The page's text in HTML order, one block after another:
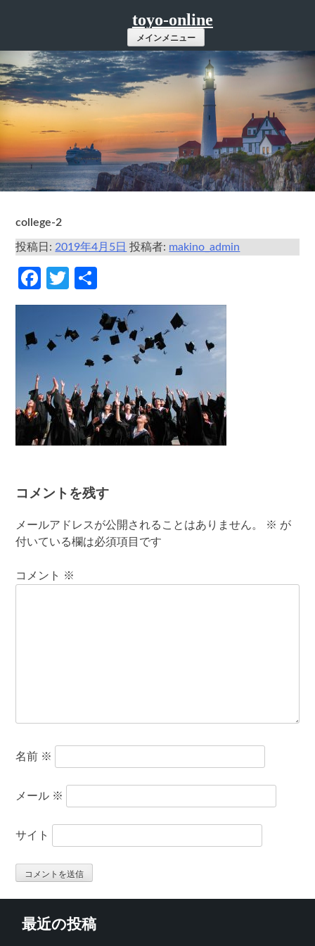
ツ
へ
ス
キ
ッ
プ
toyo-online
メインメニュー
college-2
投稿日: 2019年4月5日 投稿者: makino_admin
Facebook
Twitter
有
コメントを残す
メールアドレスが公開されることはありません。 ※ が
付いている欄は必須項目です
コメント ※
名前 ※
メール ※
サイト
最近の投稿